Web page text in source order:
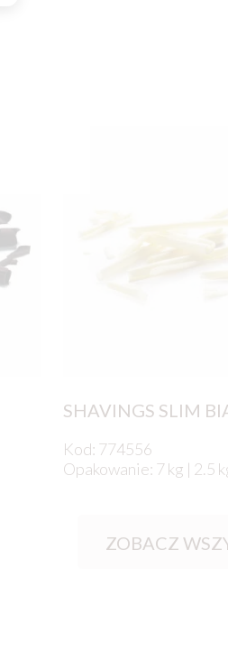
SHAVINGS SLIM
Kod: 774556
Opakowanie: 7 kg | 2.5
ZOBACZ